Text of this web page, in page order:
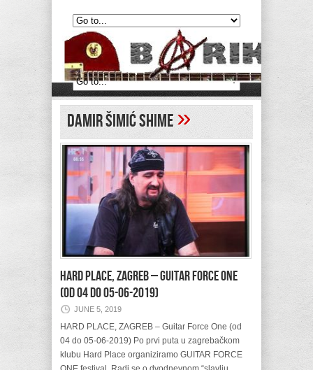
Damir Šimić Shime»
HARD PLACE, ZAGREB – Guitar Force One
(od 04 do 05-06-2019)
JUNE 5, 2019
HARD PLACE, ZAGREB – Guitar Force One (od
04 do 05-06-2019) Po prvi puta u zagrebačkom
klubu Hard Place organiziramo GUITAR FORCE